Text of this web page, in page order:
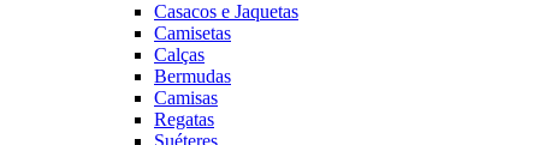
Casacos e Jaquetas
Camisetas
Calças
Bermudas
Camisas
Regatas